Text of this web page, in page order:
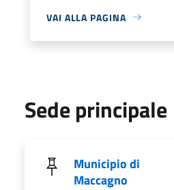
VAI ALLA PAGINA
Sede principale
Municipio di
Maccagno